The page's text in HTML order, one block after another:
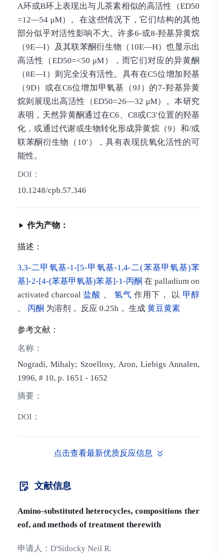
A环或B环上表现出与儿茶素相似的高活性（ED50
=12—54 μM）。在这些情况下，它们结构的其他
部分似乎对活性影响不大。许多6-或8-羟基异黄烷
（9E—I）及其联苯酮衍生物（10E—H）也显示出
高活性（ED50=<50 μM），而它们对应的异黄酮
（8E—I）则完全没有活性。具有在C5位增加羟基
（9D）或在C6位增加甲氧基（9J）的7-羟基异黄
烷则展现出高活性（ED50=26—32 μM）。本研究
表明，天然异黄酮通过在C6、C8或C3′位置的羟基
化，或通过代谢或生物转化形成异黄烷（9）和/或
联苯酮衍生物（10′），具有表现抗氧化活性的可
能性。
DOI：
10.1248/cpb.57.346
作为产物：
描述：
3,3-二甲氧基-1-[5-甲氧基-1,4-二(苯基甲氧基)苯
基]-2-[4-(苯基甲氧基)苯基]-1-丙酮 在 palladium on
activated charcoal 盐酸 、 氢气 作用下， 以 甲醇
、 丙酮 为溶剂， 反应 0.25h， 生成 黄豆黄素
参考文献：
名称：
Nogradi, Mihaly; Szoellosy, Aron, Liebigs Annalen,
1996, # 10, p. 1651 - 1652
摘要：
DOI：
点击查看最新优质反应信息
文献信息
Amino-substituted heterocycles, compositions ther
eof, and methods of treatment therewith
申请人： D'Sidocky Neil R.